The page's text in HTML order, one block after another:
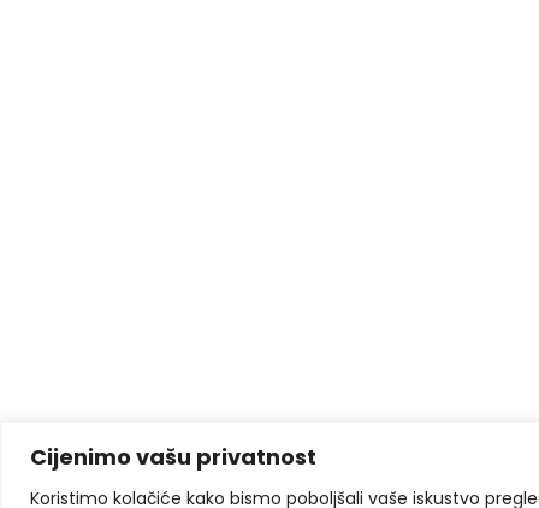
Cijenimo vašu privatnost
Koristimo kolačiće kako bismo poboljšali vaše iskustvo